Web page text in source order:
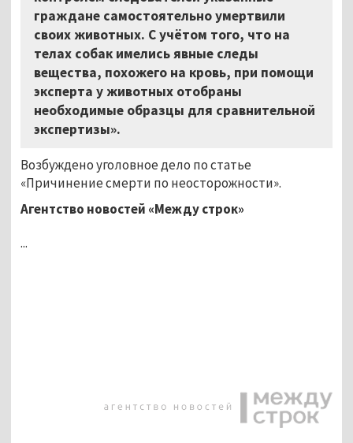
граждане самостоятельно умертвили
своих животных. С учётом того, что на
телах собак имелись явные следы
вещества, похожего на кровь, при помощи
эксперта у животных отобраны
необходимые образцы для сравнительной
экспертизы».
Возбуждено уголовное дело по статье
«Причинение смерти по неосторожности».
Агентство новостей «Между строк»
...